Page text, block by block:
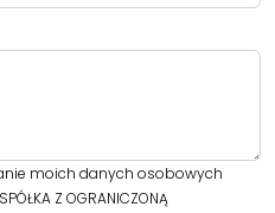
moich danych osobowych
Z OGRANICZONĄ